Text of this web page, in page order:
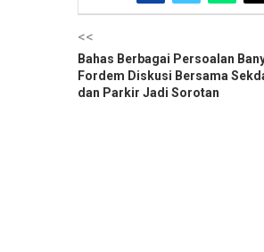
<<
Bahas Berbagai Persoalan
Fordem Diskusi Bersama
dan Parkir Jadi Sorotan